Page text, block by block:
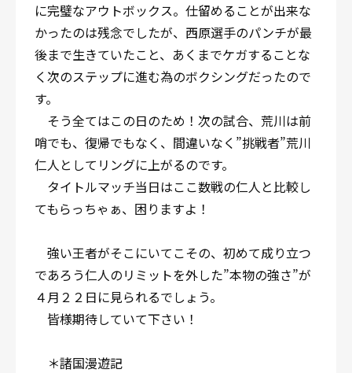
に完璧なアウトボックス。仕留めることが出来な
かったのは残念でしたが、西原選手のパンチが最
後まで生きていたこと、あくまでケガすることな
く次のステップに進む為のボクシングだったので
す。
そう全てはこの日のため！次の試合、荒川は前
哨でも、復帰でもなく、間違いなく”挑戦者”荒川
仁人としてリングに上がるのです。
タイトルマッチ当日はここ数戦の仁人と比較し
てもらっちゃぁ、困りますよ！
強い王者がそこにいてこその、初めて成り立つ
であろう仁人のリミットを外した”本物の強さ”が
４月２２日に見られるでしょう。
皆様期待していて下さい！
＊諸国漫遊記